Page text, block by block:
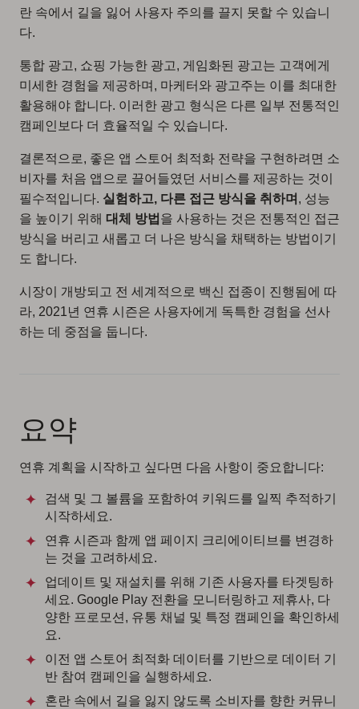
란 속에서 길을 잃어 사용자 주의를 끌지 못할 수 있습니
다.
통합 광고, 쇼핑 가능한 광고, 게임화된 광고는 고객에게
미세한 경험을 제공하며, 마케터와 광고주는 이를 최대한
활용해야 합니다. 이러한 광고 형식은 다른 일부 전통적인
캠페인보다 더 효율적일 수 있습니다.
결론적으로, 좋은 앱 스토어 최적화 전략을 구현하려면 소
비자를 처음 앱으로 끌어들였던 서비스를 제공하는 것이
필수적입니다. 실험하고, 다른 접근 방식을 취하며 , 성능
을 높이기 위해 대체 방법 을 사용하는 것은 전통적인 접근
방식을 버리고 새롭고 더 나은 방식을 채택하는 방법이기
도 합니다.
시장이 개방되고 전 세계적으로 백신 접종이 진행됨에 따
라, 2021년 연휴 시즌은 사용자에게 독특한 경험을 선사
하는 데 중점을 둡니다.
요약
연휴 계획을 시작하고 싶다면 다음 사항이 중요합니다:
검색 및 그 볼륨을 포함하여 키워드를 일찍 추적하기
시작하세요.
연휴 시즌과 함께 앱 페이지 크리에이티브를 변경하
는 것을 고려하세요.
업데이트 및 재설치를 위해 기존 사용자를 타겟팅하
세요. Google Play 전환을 모니터링하고 제휴사, 다
양한 프로모션, 유통 채널 및 특정 캠페인을 확인하세
요.
이전 앱 스토어 최적화 데이터를 기반으로 데이터 기
반 참여 캠페인을 실행하세요.
혼란 속에서 길을 잃지 않도록 소비자를 향한 커뮤니